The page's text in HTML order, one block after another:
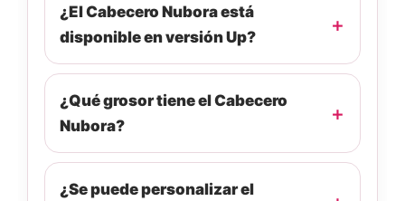
¿El Cabecero Nubora está
disponible en versión Up?
¿Qué grosor tiene el Cabecero
Nubora?
¿Se puede personalizar el